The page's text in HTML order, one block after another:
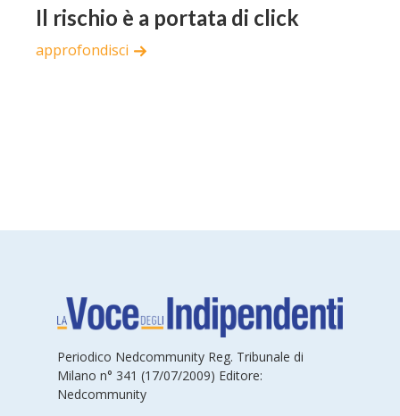
Il rischio è a portata di click
approfondisci
Periodico Nedcommunity Reg. Tribunale di
Milano n° 341 (17/07/2009) Editore:
Nedcommunity